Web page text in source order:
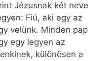
Jézusnak két neve
Fiú, aki egy az
velünk. Minden pap
egy legyen az
különösen a